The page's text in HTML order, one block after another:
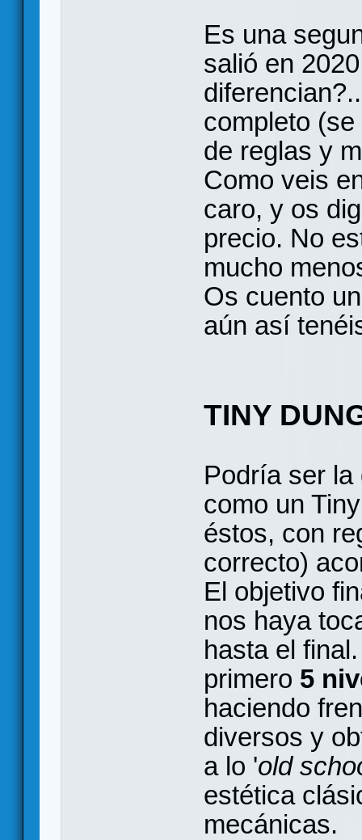
Es una
salió en
completo
de reglas y
Como veis
caro, y os
precio. No
mucho
Os cuento
aún así
TINY
Podría ser la
como un
éstos, con
correcto)
El objetivo
nos haya
hasta el
primero 5
haciendo
diversos y
a lo 'old
estética
mecánicas.